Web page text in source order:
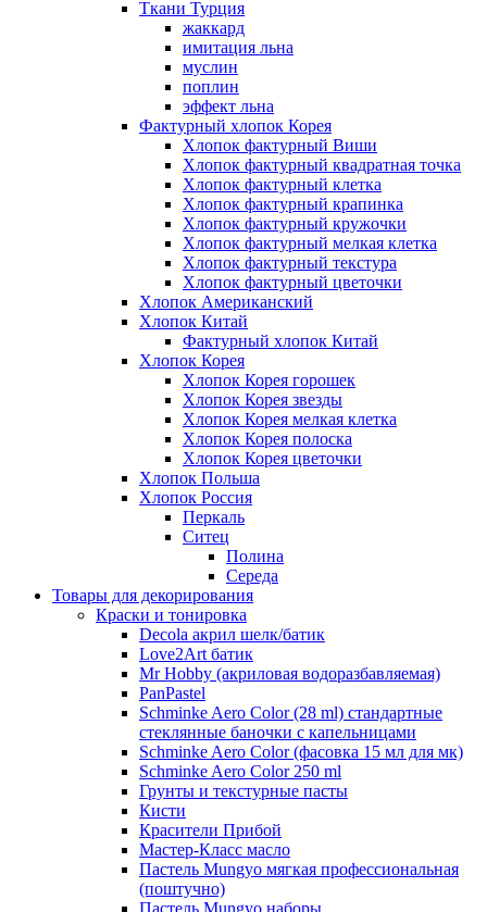
Ткани Турция
жаккард
имитация льна
муслин
поплин
эффект льна
Фактурный хлопок Корея
Хлопок фактурный Виши
Хлопок фактурный квадратная точка
Хлопок фактурный клетка
Хлопок фактурный крапинка
Хлопок фактурный кружочки
Хлопок фактурный мелкая клетка
Хлопок фактурный текстура
Хлопок фактурный цветочки
Хлопок Американский
Хлопок Китай
Фактурный хлопок Китай
Хлопок Корея
Хлопок Корея горошек
Хлопок Корея звезды
Хлопок Корея мелкая клетка
Хлопок Корея полоска
Хлопок Корея цветочки
Хлопок Польша
Хлопок Россия
Перкаль
Ситец
Полина
Середа
Товары для декорирования
Краски и тонировка
Decola акрил шелк/батик
Love2Art батик
Mr Hobby (акриловая водоразбавляемая)
PanPastel
Schminke Aero Color (28 ml) стандартные
стеклянные баночки с капельницами
Schminke Aero Color (фасовка 15 мл для мк)
Schminke Aero Color 250 ml
Грунты и текстурные пасты
Кисти
Красители Прибой
Мастер-Класс масло
Пастель Mungyo мягкая профессиональная
(поштучно)
Пастель Mungyo наборы